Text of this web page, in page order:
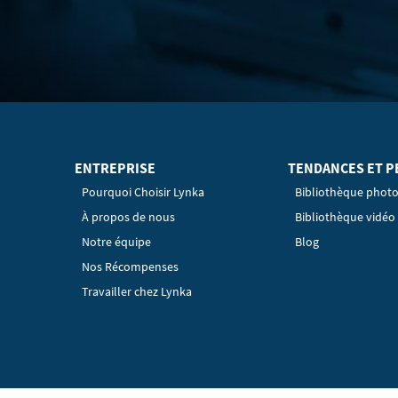
ENTREPRISE
Pourquoi Choisir Lynka
À propos de nous
Notre équipe
Nos Récompenses
Travailler chez Lynka
TENDANCES ET
Bibliothèque
Bibliothèque vidéo
Blog